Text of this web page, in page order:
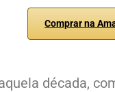
Comprar na
década,